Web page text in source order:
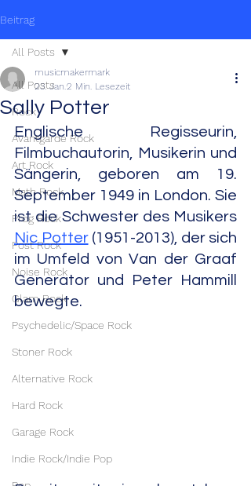
Beitrag
All Posts
Rock
Avantgarde Rock
Art Rock
Math Rock
Prog Rock
Post Rock
Noise Rock
Glam Rock
Psychedelic/Space Rock
Stoner Rock
Alternative Rock
Hard Rock
Garage Rock
Indie Rock/Indie Pop
All Posts
Sally Potter
musicmakermark
23. Jan.2 Min. Lesezeit
Englische Regisseurin,
Filmbuchautorin, Musikerin und
Sängerin, geboren am 19.
September 1949 in London. Sie
Nic Potter (1951-2013), der sich
im Umfeld von Van der Graaf
Generator und Peter Hammill
bewegte.